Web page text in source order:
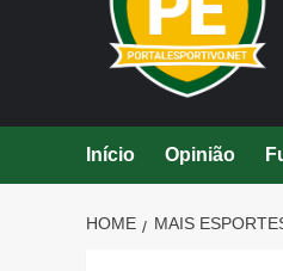
Início Opinião
HOME MAIS